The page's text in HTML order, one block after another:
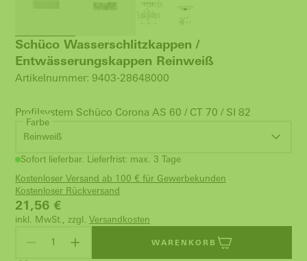
Schüco Wasserschlitzkappen /
Entwässerungskappen Reinweiß
Artikelnummer: 9403-28648000
Profilsystem Schüco Corona AS 60 / CT 70 / SI 82
Farbe
Reinweiß
Sofort lieferbar. Lieferfrist: max. 3 Tage
Kostenloser Versand ab 100 € für Gewerbekunden
Kostenloser Rückversand
21,56 €
inkl. MwSt., zzgl. Versandkosten
WARENKORB